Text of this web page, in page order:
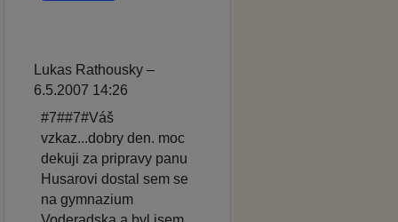
Lukas Rathousky –
6.5.2007 14:26
#7##7#Váš
vzkaz...dobry den. moc
dekuji za pripravy panu
Husarovi dostal sem se
na gymnazium